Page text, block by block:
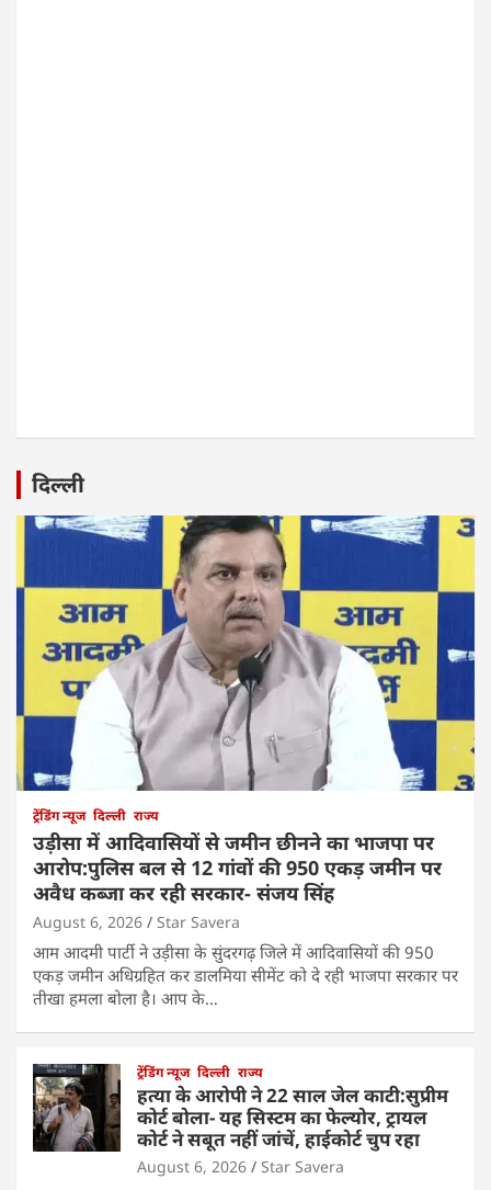
दिल्ली
ट्रेंडिंग न्यूज दिल्ली राज्य
उड़ीसा में आदिवासियों से जमीन छीनने का भाजपा पर
आरोप:पुलिस बल से 12 गांवों की 950 एकड़ जमीन पर
अवैध कब्जा कर रही सरकार- संजय सिंह
August 6, 2026 Star Savera
आम आदमी पार्टी ने उड़ीसा के सुंदरगढ़ जिले में आदिवासियों की 950
एकड़ जमीन अधिग्रहित कर डालमिया सीमेंट को दे रही भाजपा सरकार पर
तीखा हमला बोला है। आप के…
ट्रेंडिंग न्यूज दिल्ली राज्य
हत्या के आरोपी ने 22 साल जेल काटी:सुप्रीम
कोर्ट बोला- यह सिस्टम का फेल्योर, ट्रायल
कोर्ट ने सबूत नहीं जांचें, हाईकोर्ट चुप रहा
August 6, 2026 Star Savera